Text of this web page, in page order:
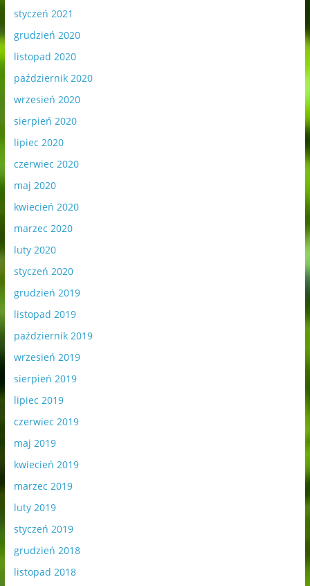
styczeń 2021
grudzień 2020
listopad 2020
październik 2020
wrzesień 2020
sierpień 2020
lipiec 2020
czerwiec 2020
maj 2020
kwiecień 2020
marzec 2020
luty 2020
styczeń 2020
grudzień 2019
listopad 2019
październik 2019
wrzesień 2019
sierpień 2019
lipiec 2019
czerwiec 2019
maj 2019
kwiecień 2019
marzec 2019
luty 2019
styczeń 2019
grudzień 2018
listopad 2018